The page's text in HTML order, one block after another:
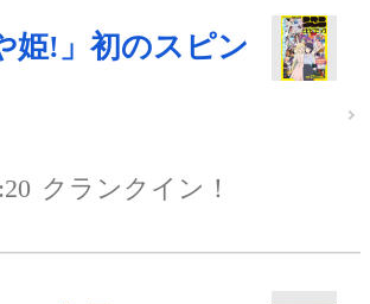
姫!」初のスピン
クランクイン！